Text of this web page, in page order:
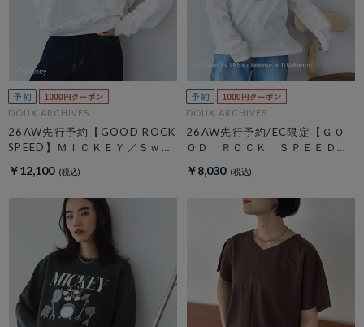
DOUX ARCHIVES
26AW先行予約【GOOD ROCK
SPEED】ＭＩＣＫＥＹ／Ｓｗｅ
￥12,100
DOUX ARCHIVES
26AW先行予約/EC限定【ＧＯ
ＯＤ ＲＯＣＫ ＳＰＥＥＤ】
ＥＥ
￥8,030